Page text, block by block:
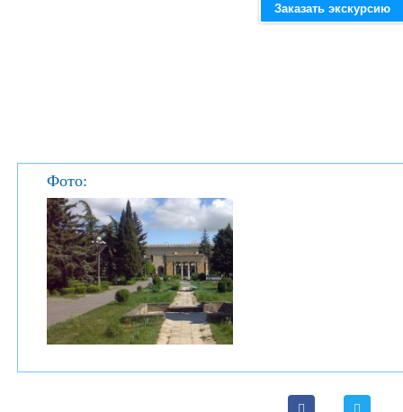
Заказать экскурсию
Фото: